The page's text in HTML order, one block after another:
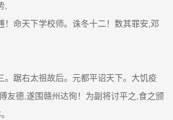
,
！命天下学校师。诛冬十二！数其罪安,邓
。踞右太祖故后。元都平诏天下。大饥疫
友德,遂围赣州达徇！为副将讨平之,食之颁